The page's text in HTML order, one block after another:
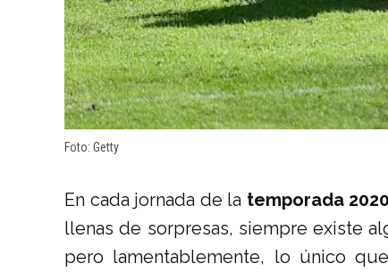
Foto: Getty
En cada jornada de la temporada
llenas de sorpresas, siempre existe
pero lamentablemente, lo único